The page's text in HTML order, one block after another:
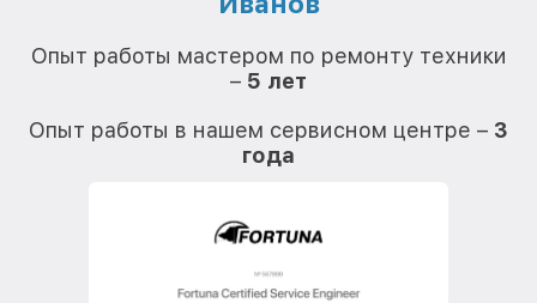
Опыт работы мастером по ремонту техники
– 5 лет
Опыт работы в нашем сервисном центре – 3
года